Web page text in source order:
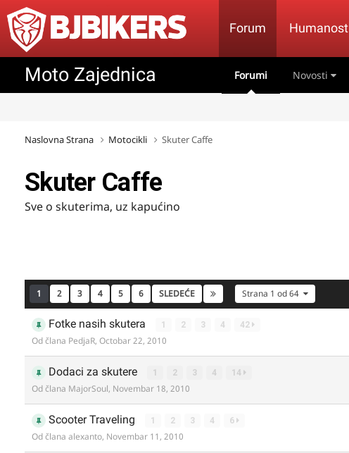
Forum Humanost
Moto Zajednica Forumi Novosti
Naslovna Strana Motocikli Skuter Caffe
Skuter Caffe
Sve o skuterima, uz kapućino
1 2 3 4 5 6 SLEDEĆE Strana 1 od 64
Fotke nasih skutera 1 2 3 4 42
Od člana PedjaR, Octobar 22, 2010
Dodaci za skutere 1 2 3 4 14
Od člana MajorSoul, Novembar 18, 2010
Scooter Traveling 1 2 3 4 6
Od člana alexanto, Novembar 11, 2010